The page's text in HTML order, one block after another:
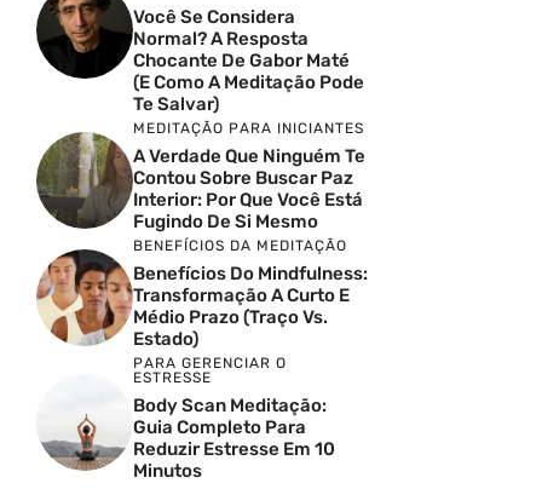
Você Se Considera
Normal? A Resposta
Chocante De Gabor Maté
(e Como A Meditação Pode
Te Salvar)
MEDITAÇÃO PARA INICIANTES
A Verdade Que Ninguém Te
Contou Sobre Buscar Paz
Interior: Por Que Você Está
Fugindo De Si Mesmo
BENEFÍCIOS DA MEDITAÇÃO
Benefícios Do Mindfulness:
Transformação A Curto E
Médio Prazo (Traço Vs.
Estado)
PARA GERENCIAR O
ESTRESSE
Body Scan Meditação:
Guia Completo Para
Reduzir Estresse Em 10
Minutos